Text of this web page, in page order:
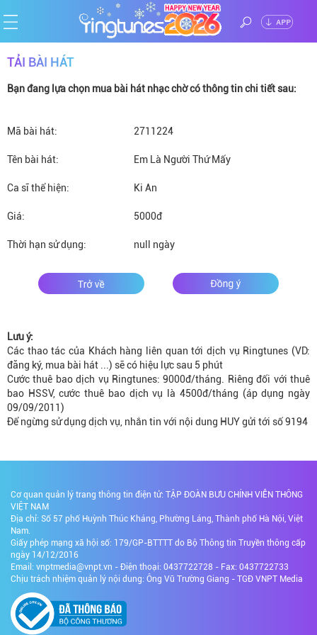
ĐĂNG
NHẬP
Trang
chủ
Ca
sĩ
Chủ
đề
Thể
TẢI BÀI HÁT
Bạn đang lựa chọn mua bài hát nhạc chờ có thông tin chi tiết sau:
Mã bài hát: 2711224
Tên bài hát: Em Là Người Thứ Mấy
Ca sĩ thể hiện: Ki An
Giá: 5000đ
Thời hạn sử dụng: null ngày
Lưu ý:
Các thao tác của Khách hàng liên quan tới dịch vụ Ringtunes (VD:
đăng ký, mua bài hát ...) sẽ có hiệu lực sau 5 phút
Cước thuê bao dịch vụ Ringtunes: 9000đ/tháng. Riêng đối với thuê
bao HSSV, cước thuê bao dịch vụ là 4500đ/tháng (áp dụng ngày
09/09/2011)
Để ngừng sử dụng dịch vụ, nhắn tin với nội dung HUY gửi tới số 9194
Cơ quan quản lý trang thông tin điện tử: TẬP ĐOÀN BƯU CHÍNH VIỄN THÔNG
VIỆT NAM
Địa chỉ: Số 57 phố Huỳnh Thúc Kháng, Phường Láng, Thành phố Hà Nội, Việt
Nam.
Giấy phép mạng xã hội số: 179/GP-BTTTT do Bộ Thông tin Truyền thông cấp
ngày 14/12/2016
Email: vnptmedia@vnpt.vn - Điện thoại: 0437722728 - Fax: 0437722733
Chịu trách nhiệm quản lý nội dung: Ông Vũ Trường Giang - TGĐ VNPT Media